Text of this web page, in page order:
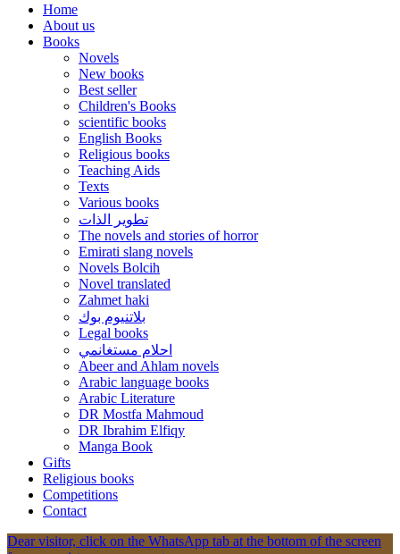
Home
About us
Books
Novels
New books
Best seller
Children's Books
scientific books
English Books
Religious books
Teaching Aids
Texts
Various books
تطوير الذات
The novels and stories of horror
Emirati slang novels
Novels Bolcih
Novel translated
Zahmet haki
بلاتنيوم بوك
Legal books
احلام مستغانمي
Abeer and Ahlam novels
Arabic language books
Arabic Literature
DR Mostfa Mahmoud
DR Ibrahim Elfiqy
Manga Book
Gifts
Religious books
Competitions
Contact
Dear visitor, click on the WhatsApp tab at the bottom of the screen